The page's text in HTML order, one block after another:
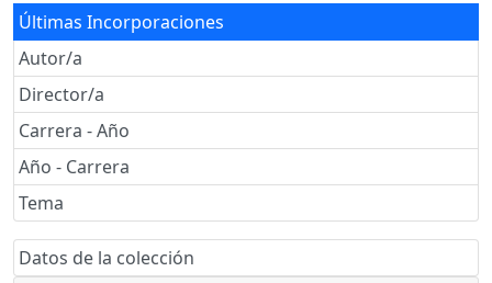
Últimas Incorporaciones
Autor/a
Director/a
Carrera - Año
Año - Carrera
Tema
Datos de la colección